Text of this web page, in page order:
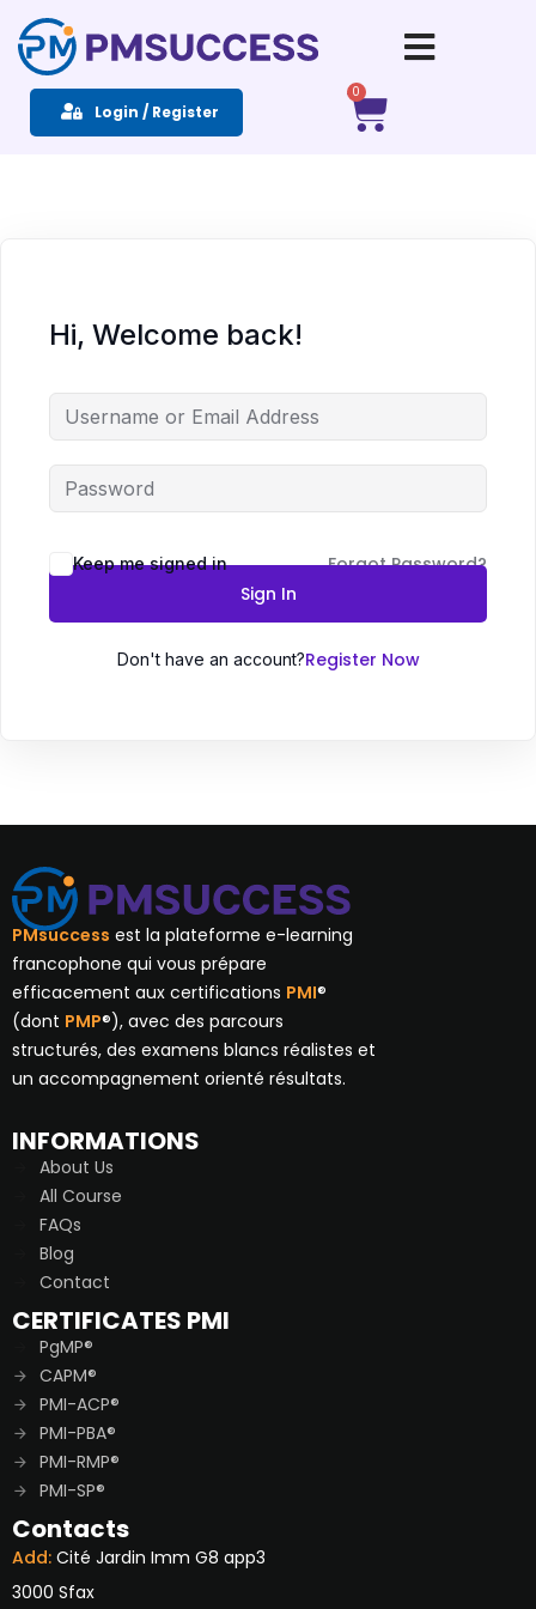
Login / Register
0
Hi, Welcome back!
Keep me signed in
Forgot Password?
Sign In
Don't have an account?Register Now
PMsuccess est la plateforme e-learning
francophone qui vous prépare
efficacement aux certifications PMI®
(dont PMP®), avec des parcours
structurés, des examens blancs réalistes et
un accompagnement orienté résultats.
INFORMATIONS
About Us
All Course
FAQs
Blog
Contact
CERTIFICATES PMI
PgMP®
CAPM®
PMI-ACP®
PMI-PBA®
PMI-RMP®
PMI-SP®
Contacts
Add: Cité Jardin Imm G8 app3
3000 Sfax
Sign in Sign up
Sign in
Remember me Lost your password?